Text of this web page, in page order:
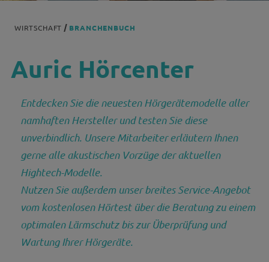
WIRTSCHAFT BRANCHENBUCH
Auric Hörcenter
Entdecken Sie die neuesten Hörgerätemodelle aller
namhaften Hersteller und testen Sie diese
unverbindlich. Unsere Mitarbeiter erläutern Ihnen
gerne alle akustischen Vorzüge der aktuellen
Hightech-Modelle.
Nutzen Sie außerdem unser breites Service-Angebot
vom kostenlosen Hörtest über die Beratung zu einem
optimalen Lärmschutz bis zur Überprüfung und
Wartung Ihrer Hörgeräte.